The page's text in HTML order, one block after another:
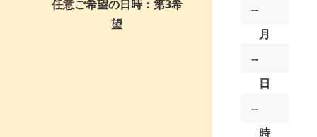
任意ご希望の日時：第3希
望
月
日
時